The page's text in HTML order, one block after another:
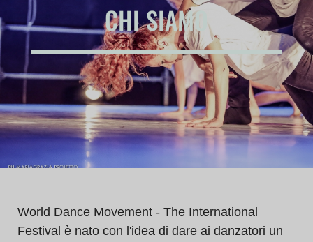
CHI SIAMO
World Dance Movement - The International
Festival è nato con l'idea di dare ai danzatori un